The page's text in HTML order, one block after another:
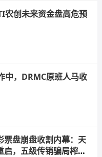
农创未来资金盘高危预
中，DRMC原班人马收
票盘崩盘收割内幕：天
启，五级传销骗局榨干